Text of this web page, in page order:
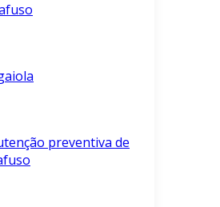
preventiva de